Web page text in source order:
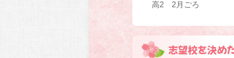
高2 2月ごろ
志望校を決め